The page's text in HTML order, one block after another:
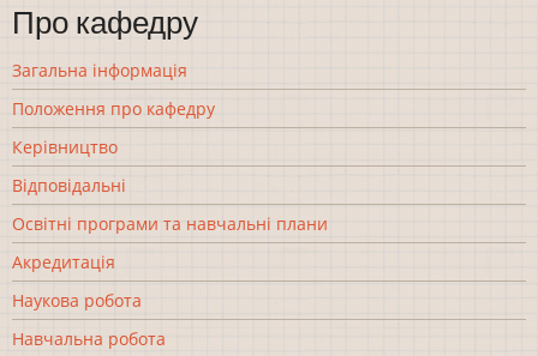
Про кафедру
Загальна інформація
Положення про кафедру
Керівництво
Відповідальні
Освітні програми та навчальні плани
Акредитація
Наукова робота
Навчальна робота